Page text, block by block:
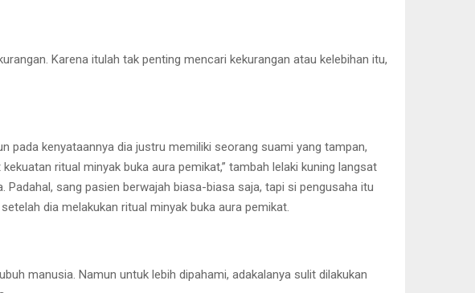
Karena itulah tak penting mencari kekurangan atau kelebihan itu,
pada kenyataannya dia justru memiliki seorang suami yang tampan,
ritual minyak buka aura pemikat,” tambah lelaki kuning langsat
sang pasien berwajah biasa-biasa saja, tapi si pengusaha itu
dia melakukan ritual minyak buka aura pemikat.
manusia. Namun untuk lebih dipahami, adakalanya sulit dilakukan